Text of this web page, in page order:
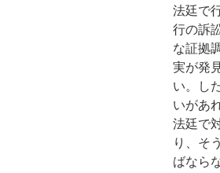
法廷で
行の訴
な証拠
実が発
い。し
いがあ
法廷で
り、そ
ばなら